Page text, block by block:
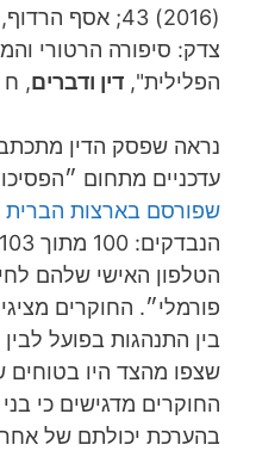
(2016) 43; אסף
צדק: סיפורה הרטורי
הפלילית", דין ודברים, ח
נראה שפסק הדין
עדכניים מתחום
שפורסם בארצות הברית
הטלפון האישי שלהם
פורמלי״. החוקרים
בין התנהגות בפועל
שצפו מהצד היו בטוחים
החוקרים מדגישים כי
בהערכת יכולתם של